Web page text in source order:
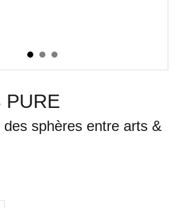
PURE
des sphères entre arts &